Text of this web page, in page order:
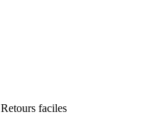
Retours faciles